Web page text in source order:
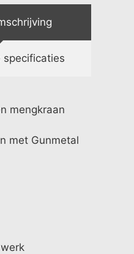
specificaties
mengkraan
met Gunmetal